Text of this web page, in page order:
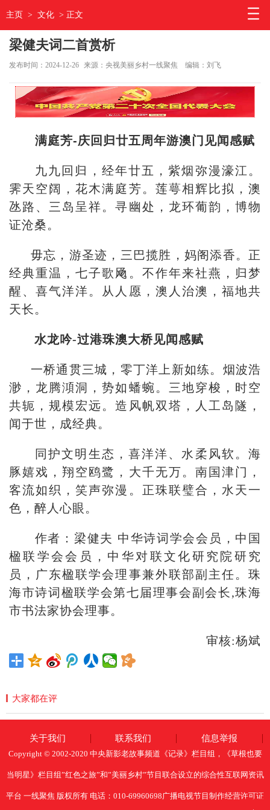
主页 > 文化 > 正文
梁健夫词二首赏析
发布时间：2024-12-26 来源：央视美丽乡村一线聚焦 编辑：刘飞
满庭芳-庆回归廿五周年游澳门见闻感赋
九九回归，经年廿五，紫烟弥漫濠江。
霁天空阔，花木满庭芳。莲萼相辉比拟，澳
氹路、三岛呈祥。寻幽处，龙环葡韵，博物
证沧桑。
毋忘，游圣迹，三巴揽胜，妈阁添香。正
经典重温，七子歌飏。不作年来社燕，归梦
醒、喜气洋洋。从人愿，澳人治澳，福地共
天长。
水龙吟-过港珠澳大桥见闻感赋
一桥通贯三城，零丁洋上新如练。烟波浩
渺，龙腾澒洞，势如蟠蜿。三地穿梭，时空
共轭，规模宏远。造风帆双塔，人工岛隧，
闻于世，成经典。
同护文明生态，喜洋洋、水柔风软。海
豚嬉戏，翔空鸥鹭，大千无万。南国津门，
客流如织，笑声弥漫。正珠联璧合，水天一
色，醉人心眼。
作者：梁健夫 中华诗词学会会员，中国
楹联学会会员，中华对联文化研究院研究
员，广东楹联学会理事兼外联部副主任。珠
海市诗词楹联学会第七届理事会副会长,珠海
市书法家协会理事。
审核:杨斌
大家都在评
关于我们 联系我们 信息举报
Copyright © 2002-2020 中央新影老故事频道《记录》栏目组，《草根也要
当明星》栏目组”红色之旅”和”美丽乡村”节目联合设立的综合性互联网资讯
平台 一线聚焦 版权所有 电话：010-69960698广播电视节目制作经营许可证